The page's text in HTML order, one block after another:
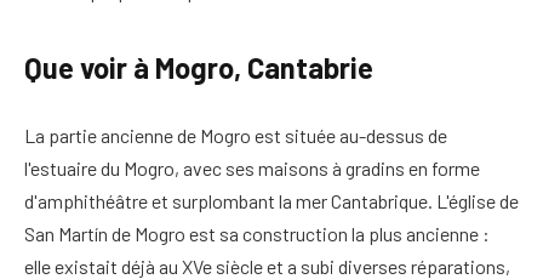
Que voir à Mogro, Cantabrie
La partie ancienne de Mogro est située au-dessus de
l'estuaire du Mogro, avec ses maisons à gradins en forme
d'amphithéâtre et surplombant la mer Cantabrique. L'église de
San Martín de Mogro est sa construction la plus ancienne :
elle existait déjà au XVe siècle et a subi diverses réparations,